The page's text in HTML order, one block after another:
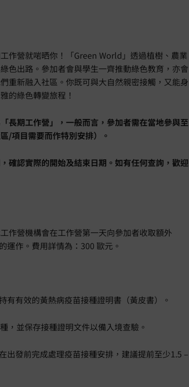
作營就啱晒你！「Green World」透過植樹、農業
色出路。參加者會與學生一齊推動綠色教育，亦會
重新融入社區。你既可與大自然親密接觸，又能身
的綠色轉變旅程！
長期工作營」，一般而言，參加者需在當地參與至
/項目需要而作特別安排）。
確認實際的開始及結束日期。如有任何查詢，歡迎
作營機構會在工作營第一天向參加者收取額外
運作。費用詳情為：300 歐元。
有有效的黃熱病疫苗接種證明書（黃皮書）。
，並保存接種證明文件以備入境查驗。
出發前完成處理疫苗接種安排，建議提前至少1.5 –